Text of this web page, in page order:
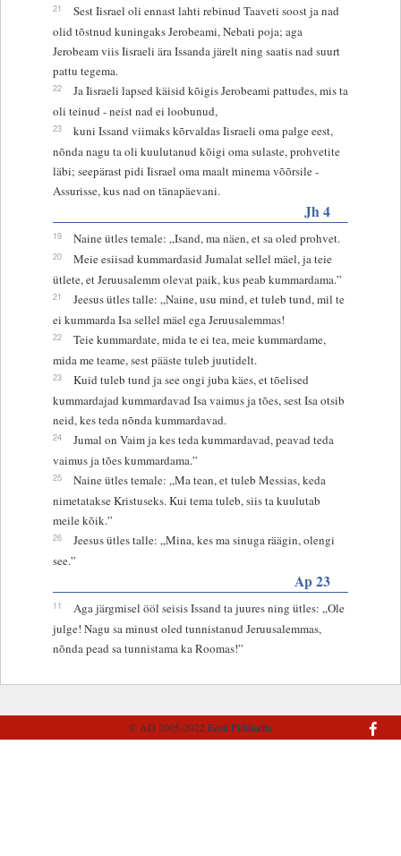
21
Sest Iisrael oli ennast lahti rebinud Taaveti soost ja nad
olid tõstnud kuningaks Jerobeami, Nebati poja; aga
Jerobeam viis Iisraeli ära Issanda järelt ning saatis nad suurt
pattu tegema.
22
Ja Iisraeli lapsed käisid kõigis Jerobeami pattudes, mis ta
oli teinud - neist nad ei loobunud,
23
kuni Issand viimaks kõrvaldas Iisraeli oma palge eest,
nõnda nagu ta oli kuulutanud kõigi oma sulaste, prohvetite
läbi; seepärast pidi Iisrael oma maalt minema võõrsile -
Assurisse, kus nad on tänapäevani.
Jh 4
19 Naine ütles temale: „Isand, ma näen, et sa oled prohvet.
20
Meie esiisad kummardasid Jumalat sellel mäel, ja teie
ütlete, et Jeruusalemm olevat paik, kus peab kummardama.”
21
Jeesus ütles talle: „Naine, usu mind, et tuleb tund, mil te
ei kummarda Isa sellel mäel ega Jeruusalemmas!
22
Teie kummardate, mida te ei tea, meie kummardame,
mida me teame, sest pääste tuleb juutidelt.
23
Kuid tuleb tund ja see ongi juba käes, et tõelised
kummardajad kummardavad Isa vaimus ja tões, sest Isa otsib
neid, kes teda nõnda kummardavad.
24
Jumal on Vaim ja kes teda kummardavad, peavad teda
vaimus ja tões kummardama.”
25
Naine ütles temale: „Ma tean, et tuleb Messias, keda
nimetatakse Kristuseks. Kui tema tuleb, siis ta kuulutab
meile kõik.”
26
Jeesus ütles talle: „Mina, kes ma sinuga räägin, olengi
see.”
Ap 23
11
Aga järgmisel ööl seisis Issand ta juures ning ütles: „Ole
julge! Nagu sa minust oled tunnistanud Jeruusalemmas,
nõnda pead sa tunnistama ka Roomas!”
© AD 2005-2022Eesti Piibliselts